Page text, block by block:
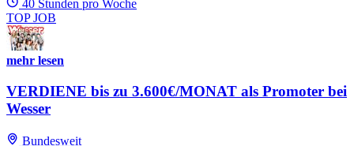
40 Stunden pro Woche
TOP JOB
mehr lesen
VERDIENE bis zu 3.600€/MONAT als Promoter bei
Wesser
Bundesweit